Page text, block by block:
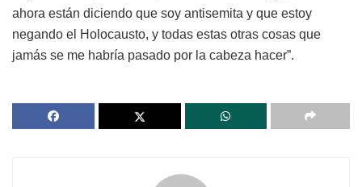
ahora están diciendo que soy antisemita y que estoy
negando el Holocausto, y todas estas otras cosas que
jamás se me habría pasado por la cabeza hacer”.